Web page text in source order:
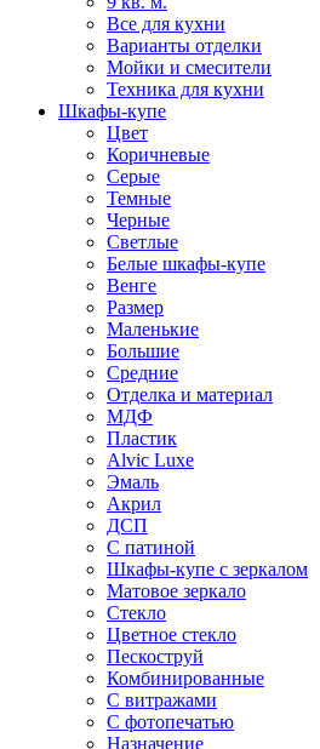
Все для кухни
Варианты отделки
Мойки и смесители
Техника для кухни
Шкафы-купе
Цвет
Коричневые
Серые
Темные
Черные
Светлые
Белые шкафы-купе
Венге
Размер
Маленькие
Большие
Средние
Отделка и материал
МДФ
Пластик
Alvic Luxe
Эмаль
Акрил
ДСП
С патиной
Шкафы-купе с зеркалом
Матовое зеркало
Стекло
Цветное стекло
Пескоструй
Комбинированные
С витражами
С фотопечатью
Назначение